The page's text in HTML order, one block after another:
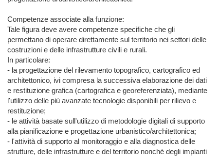
Competenze associate alla funzione:
Tale figura deve avere competenze specifiche che gli
permettano di operare direttamente sul territorio nei settori delle
costruzioni e delle infrastrutture civili e rurali.
In particolare:
- la progettazione del rilevamento topografico, cartografico ed
architettonico, ivi compresa la successiva elaborazione dei dati
e restituzione grafica (cartografica e georeferenziata), mediante
l'utilizzo delle più avanzate tecnologie disponibili per rilievo e
restituzione;
- le attività basate sull'utilizzo di metodologie digitali di supporto
alla pianificazione e progettazione urbanistico/architettonica;
- l'attività di supporto al monitoraggio e alla diagnostica delle
strutture, delle infrastrutture e del territorio nonché degli impianti